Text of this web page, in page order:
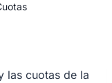
las cuotas de la